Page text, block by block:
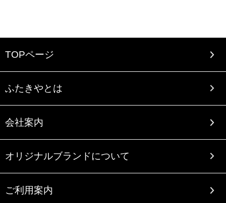
TOPページ
ふたきやとは
会社案内
オリジナルブランドについて
ご利用案内